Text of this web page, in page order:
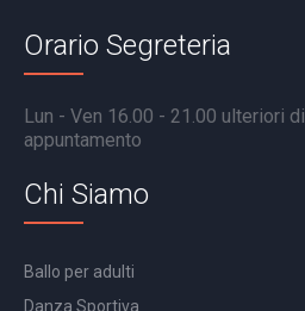
Orario Segreteria
Lun - Ven 16.00 - 21.00 ulteriori
appuntamento
Chi Siamo
Ballo per adulti
Danza Sportiva